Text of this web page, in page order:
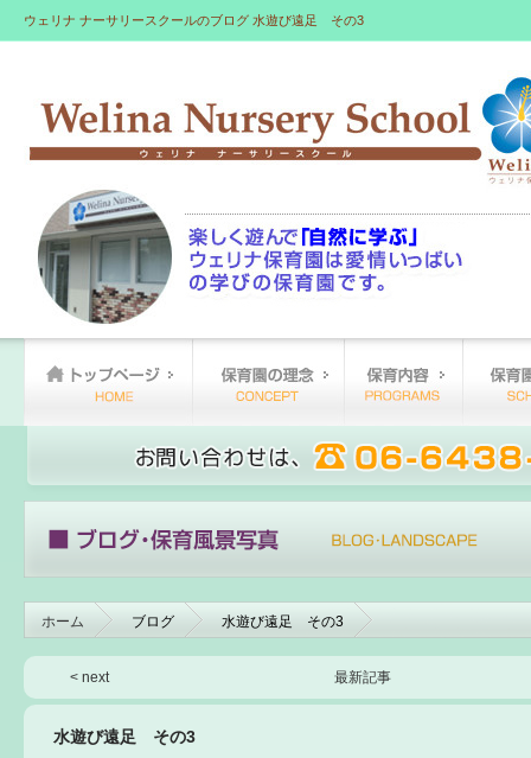
ウェリナ ナーサリースクールのブログ 水遊び遠足 その3
ホーム ブログ 水遊び遠足 その3
< next 最新記事
水遊び遠足 その3